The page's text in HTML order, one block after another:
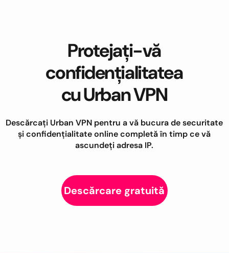
Protejați-vă
confidențialitatea
cu Urban VPN
Descărcați Urban VPN pentru a vă bucura de securitate
și confidențialitate online completă în timp ce vă
ascundeți adresa IP.
Descărcare gratuită